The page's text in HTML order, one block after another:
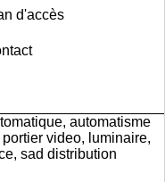
d'accès
automatisme
video, luminaire,
sad distribution